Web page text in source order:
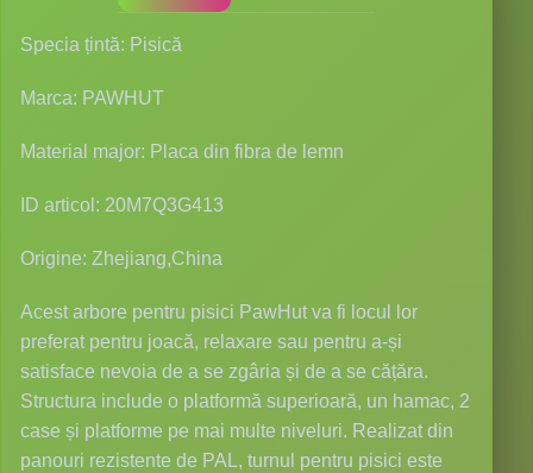
Specia țintă: Pisică
Marca: PAWHUT
Material major: Placa din fibra de lemn
ID articol: 20M7Q3G413
Origine: Zhejiang,China
Acest arbore pentru pisici PawHut va fi locul lor
preferat pentru joacă, relaxare sau pentru a-și
satisface nevoia de a se zgâria și de a se cățăra.
Structura include o platformă superioară, un hamac, 2
case și platforme pe mai multe niveluri. Realizat din
panouri rezistente de PAL, turnul pentru pisici este